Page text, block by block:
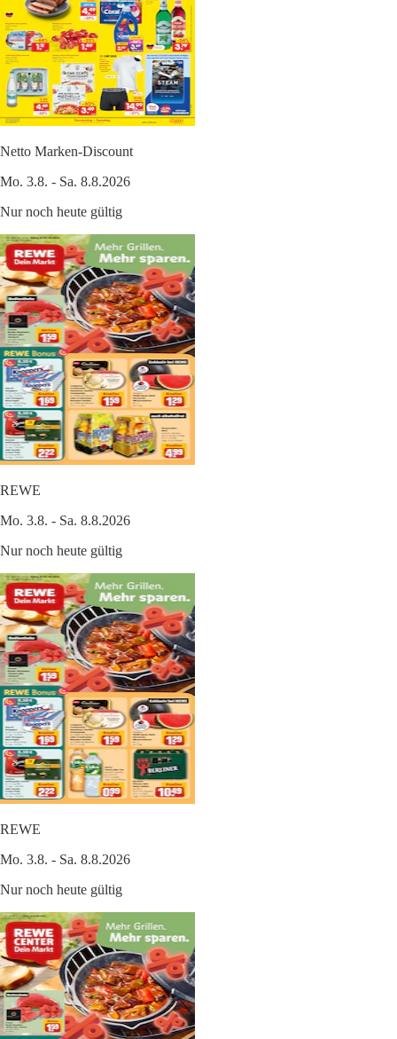
Netto Marken-Discount
Mo. 3.8. - Sa. 8.8.2026
Nur noch heute gültig
REWE
Mo. 3.8. - Sa. 8.8.2026
Nur noch heute gültig
REWE
Mo. 3.8. - Sa. 8.8.2026
Nur noch heute gültig